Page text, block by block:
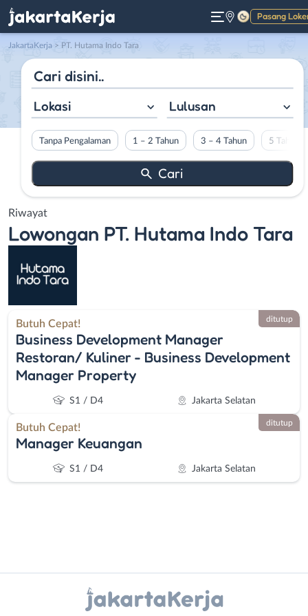
Pasang
Gelap
JakartaKerja > PT. Hutama Indo Tara
Lokasi Lulusan
Tanpa Pengalaman 1 – 2 Tahun 3 – 4 Tahun 5 Tahun
Riwayat
Lowongan PT. Hutama Indo Tara
Butuh Cepat!
Business Development Manager
Restoran/ Kuliner - Business Development
Manager Property
S1 / D4 Jakarta Selatan
ditutup
Butuh Cepat!
Manager Keuangan
S1 / D4 Jakarta Selatan
ditutup
X - Twitter Telegram
Kanal Lainnya..